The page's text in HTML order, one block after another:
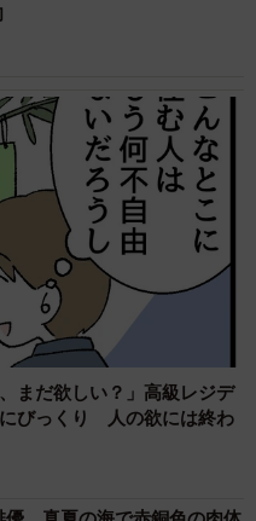
まだ欲しい？」高級レジデ
びっくり 人の欲には終わ